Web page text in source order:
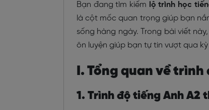
Bạn đang tìm kiếm lộ trình học
là cột mốc quan trọng giúp bạn
sống hàng ngày. Trong bài viết
ôn luyện giúp bạn tự tin vượt qua
I. Tổng quan về trình
1. Trình độ tiếng Anh A2